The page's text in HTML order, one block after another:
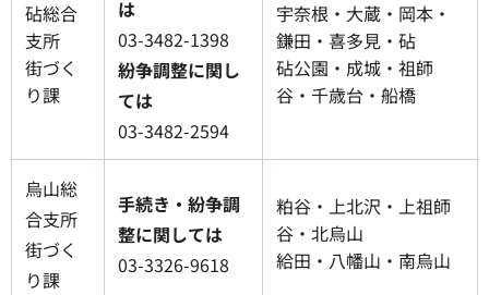
砧総合
支所
街づく
り課
は
03-3482-1398
紛争調整に関し
ては
03-3482-2594
宇奈根・大蔵・岡本・
鎌田・喜多見・砧
砧公園・成城・祖師
谷・千歳台・船橋
烏山総
合支所
街づく
り課
手続き・紛争調
整に関しては
03-3326-9618
粕谷・上北沢・上祖師
谷・北烏山
給田・八幡山・南烏山